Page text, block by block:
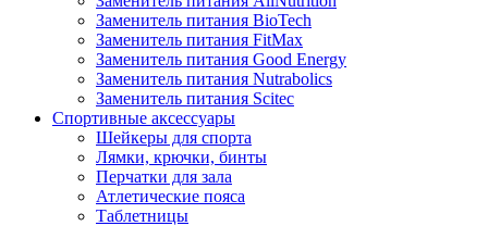
Заменитель питания BioTech
Заменитель питания FitMax
Заменитель питания Good Energy
Заменитель питания Nutrabolics
Заменитель питания Scitec
Спортивные аксессуары
Шейкеры для спорта
Лямки, крючки, бинты
Перчатки для зала
Атлетические пояса
Таблетницы